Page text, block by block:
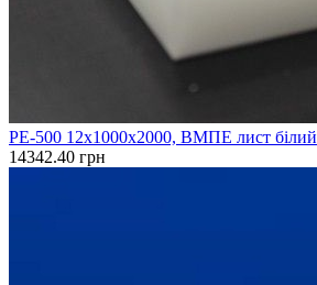
PE-500 12х1000х2000, ВМПЕ лист білий
14342.40 грн